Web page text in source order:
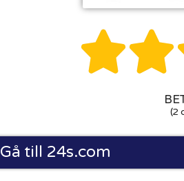

(2
Gå till 24s.com